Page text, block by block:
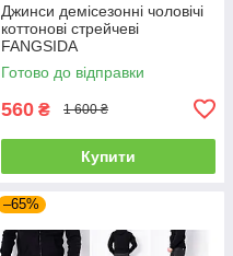
Джинси демісезонні чоловічі
коттонові стрейчеві
FANGSIDA
Готово до відправки
560 ₴ 1 600 ₴
Купити
–65%